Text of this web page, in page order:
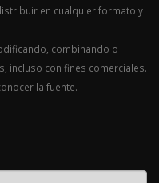
en cualquier formato y
combinando o
incluso con fines comerciales.
la fuente.